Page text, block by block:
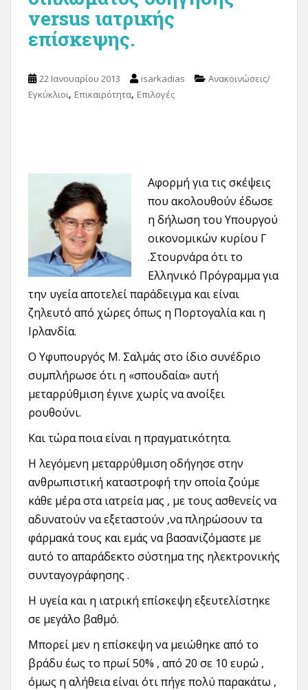
versus ιατρικής
επίσκεψης.
22 Ιανουαρίου 2013 isarkadias
Ανακοινώσεις/
Εγκύκλιοι, Επικαιρότητα, Επιλογές
Αφορμή για τις σκέψεις
που ακολουθούν έδωσε
η δήλωση του Υπουργού
οικονομικών κυρίου Γ
.Στουρνάρα ότι το
Ελληνικό Πρόγραμμα για
την υγεία αποτελεί παράδειγμα και είναι
ζηλευτό από χώρες όπως η Πορτογαλία και η
Ιρλανδία.
Ο Υφυπουργός Μ. Σαλμάς στο ίδιο συνέδριο
συμπλήρωσε ότι η «σπουδαία» αυτή
μεταρρύθμιση έγινε χωρίς να ανοίξει
ρουθούνι.
Και τώρα ποια είναι η πραγματικότητα.
Η λεγόμενη μεταρρύθμιση οδήγησε στην
ανθρωπιστική καταστροφή την οποία ζούμε
κάθε μέρα στα ιατρεία μας , με τους ασθενείς να
αδυνατούν να εξεταστούν ,να πληρώσουν τα
φάρμακά τους και εμάς να βασανιζόμαστε με
αυτό το απαράδεκτο σύστημα της ηλεκτρονικής
συνταγογράφησης .
Η υγεία και η ιατρική επίσκεψη εξευτελίστηκε
σε μεγάλο βαθμό.
Μπορεί μεν η επίσκεψη να μειώθηκε από το
βράδυ έως το πρωί 50% , από 20 σε 10 ευρώ ,
όμως η αλήθεια είναι ότι πήγε πολύ παρακάτω ,